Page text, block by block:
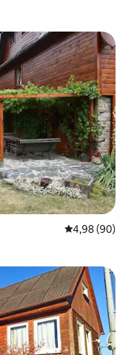
appréciés
Évaluation
4,98 (90)